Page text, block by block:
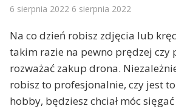
6 sierpnia 2022 6 sierpnia 2022
Na co dzień robisz zdjęcia lub
takim razie na pewno prędzej czy
rozważać zakup drona.
robisz to profesjonalnie, czy jest
hobby, będziesz chciał móc